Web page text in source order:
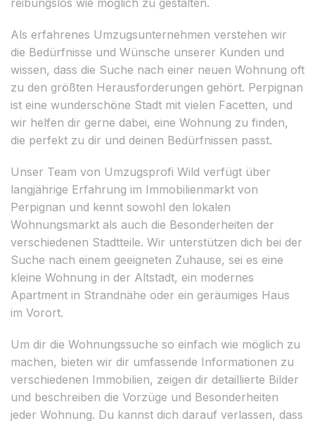
Als erfahrenes Umzugsunternehmen verstehen wir
die Bedürfnisse und Wünsche unserer Kunden und
wissen, dass die Suche nach einer neuen Wohnung oft
zu den größten Herausforderungen gehört. Perpignan
ist eine wunderschöne Stadt mit vielen Facetten, und
wir helfen dir gerne dabei, eine Wohnung zu finden,
die perfekt zu dir und deinen Bedürfnissen passt.
Unser Team von Umzugsprofi Wild verfügt über
langjährige Erfahrung im Immobilienmarkt von
Perpignan und kennt sowohl den lokalen
Wohnungsmarkt als auch die Besonderheiten der
verschiedenen Stadtteile. Wir unterstützen dich bei der
Suche nach einem geeigneten Zuhause, sei es eine
kleine Wohnung in der Altstadt, ein modernes
Apartment in Strandnähe oder ein geräumiges Haus
im Vorort.
Um dir die Wohnungssuche so einfach wie möglich zu
machen, bieten wir dir umfassende Informationen zu
verschiedenen Immobilien, zeigen dir detaillierte Bilder
und beschreiben die Vorzüge und Besonderheiten
jeder Wohnung. Du kannst dich darauf verlassen, dass